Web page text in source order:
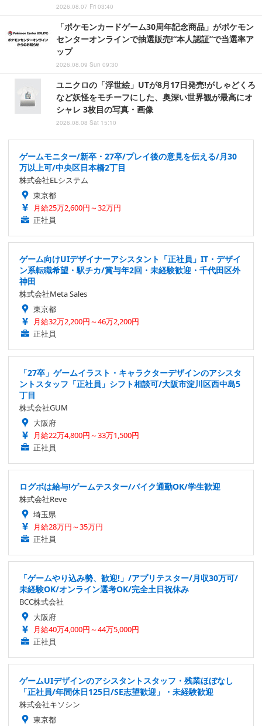
2026.08.07 Fri 03:40
「ポケモンカードゲーム30周年記念商品」がポケモン
センターオンラインで抽選販売!“本人認証”で当選率ア
ップ
2026.08.09 Sun 09:30
ユニクロの「浮世絵」UTが8月17日発売!がしゃどくろ
など妖怪をモチーフにした、奥深い世界観が最高にオ
シャレ 3枚目の写真・画像
2026.08.08 Sat 15:10
ゲームモニター/新卒・27卒/プレイ後の意見を伝える/月30
万以上可/中央区日本橋2丁目
株式会社ELシステム
東京都
月給25万2,600円～32万円
正社員
ゲーム向けUIデザイナーアシスタント「正社員」IT・デザイ
ン系転職希望・駅チカ/賞与年2回・未経験歓迎・千代田区外
神田
株式会社Meta Sales
東京都
月給32万2,200円～46万2,200円
正社員
「27卒」ゲームイラスト・キャラクターデザインのアシスタ
ントスタッフ「正社員」シフト相談可/大阪市淀川区西中島5
丁目
株式会社GUM
大阪府
月給22万4,800円～33万1,500円
正社員
ログボは給与!ゲームテスター/バイク通勤OK/学生歓迎
株式会社Reve
埼玉県
月給28万円～35万円
正社員
「ゲームやり込み勢、歓迎!」/アプリテスター/月収30万可/
未経験OK/オンライン選考OK/完全土日祝休み
BCC株式会社
大阪府
月給40万4,000円～44万5,000円
正社員
ゲームUIデザインのアシスタントスタッフ・残業ほぼなし
「正社員/年間休日125日/SE志望歓迎」・未経験歓迎
株式会社キソシン
東京都